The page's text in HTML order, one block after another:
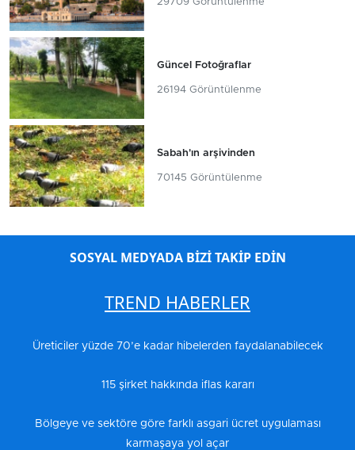
29709 Görüntülenme
Güncel Fotoğraflar
26194 Görüntülenme
Sabah'ın arşivinden
70145 Görüntülenme
SOSYAL MEDYADA BİZİ TAKİP EDİN
TREND HABERLER
Üreticiler yüzde 70’e kadar hibelerden faydalanabilecek
115 şirket hakkında iflas kararı
Bölgeye ve sektöre göre farklı asgari ücret uygulaması
karmaşaya yol açar